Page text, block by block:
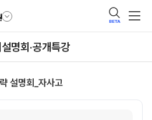
BETA
명회·공개특강
설명회_자사고